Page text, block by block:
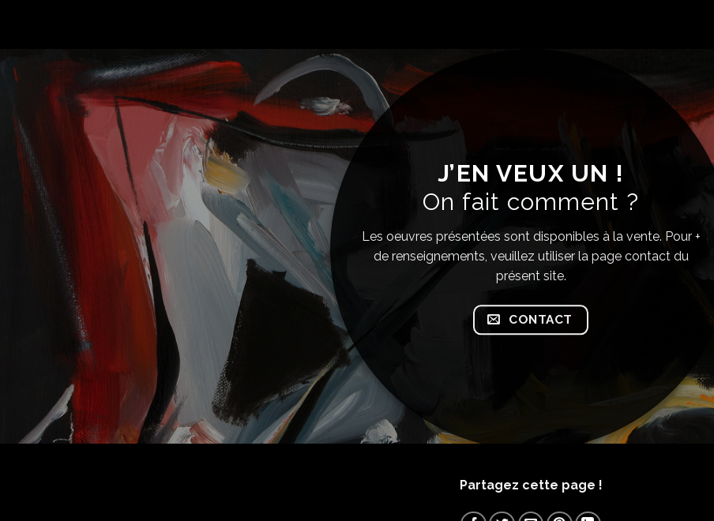
J’EN VEUX UN !
On fait comment ?
Les oeuvres présentées sont disponibles à la vente. Pour +
de renseignements, veuillez utiliser la page contact du
présent site.
CONTACT
Partagez cette page !